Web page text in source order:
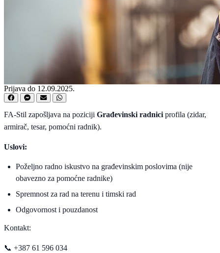
Prijava do 12.09.2025.
FA-Stil zapošljava na poziciji Građevinski radnici profila (zidar,
armirač, tesar, pomoćni radnik).
Uslovi:
Poželjno radno iskustvo na građevinskim poslovima (nije
obavezno za pomoćne radnike)
Spremnost za rad na terenu i timski rad
Odgovornost i pouzdanost
Kontakt:
📞 +387 61 596 034